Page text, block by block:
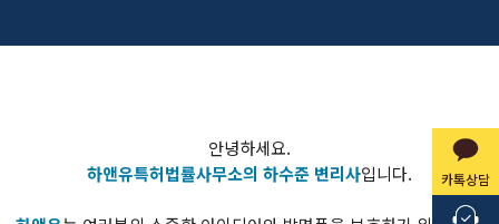
카톡상담
안녕하세요.
하앤유특허법률사무소의 하수준 변리사입니다.